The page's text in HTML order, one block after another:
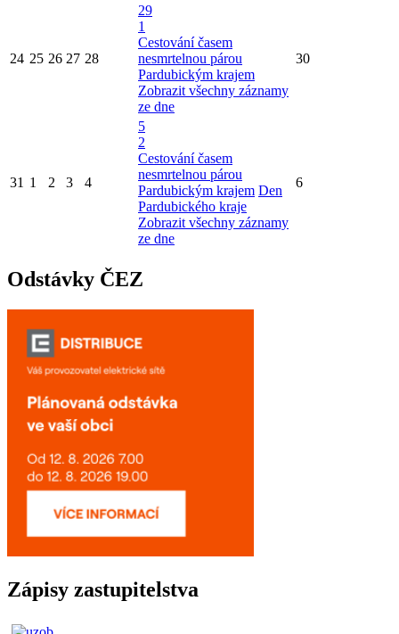
24 25 26 27 28
29
1
Cestování časem
nesmrtelnou párou
Pardubickým krajem
Zobrazit všechny záznamy
ze dne
30
31 1 2 3 4
5
2
Cestování časem
nesmrtelnou párou
Pardubickým krajem Den
Pardubického kraje
Zobrazit všechny záznamy
ze dne
6
Odstávky ČEZ
Zápisy zastupitelstva